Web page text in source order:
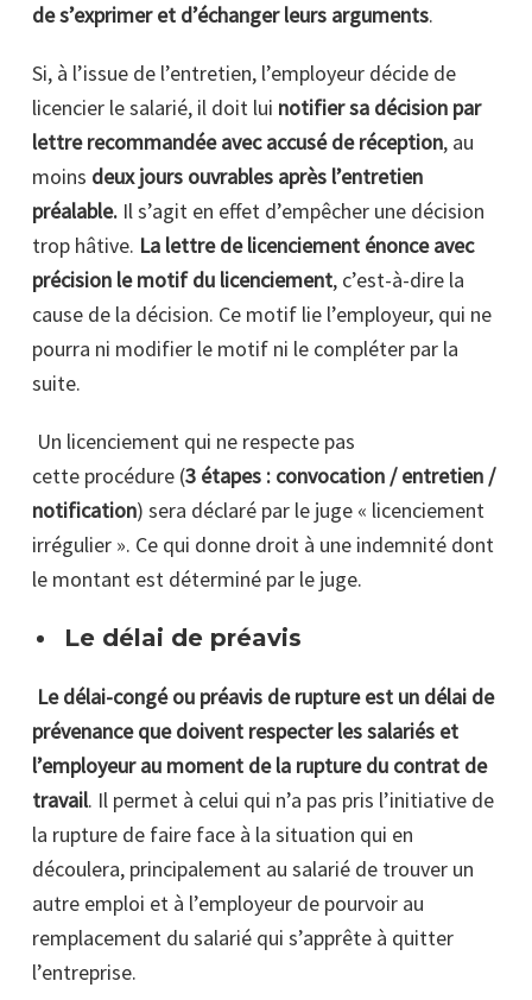
de s’exprimer et d’échanger leurs arguments.
Si, à l’issue de l’entretien, l’employeur décide de
licencier le salarié, il doit lui notifier sa décision par
lettre recommandée avec accusé de réception, au
moins deux jours ouvrables après l’entretien
préalable. Il s’agit en effet d’empêcher une décision
trop hâtive. La lettre de licenciement énonce avec
précision le motif du licenciement, c’est-à-dire la
cause de la décision. Ce motif lie l’employeur, qui ne
pourra ni modifier le motif ni le compléter par la
suite.
Un licenciement qui ne respecte pas
cette procédure (3 étapes : convocation / entretien /
notification) sera déclaré par le juge « licenciement
irrégulier ». Ce qui donne droit à une indemnité dont
le montant est déterminé par le juge.
Le délai de préavis
Le délai-congé ou préavis de rupture est un délai de
prévenance que doivent respecter les salariés et
l’employeur au moment de la rupture du contrat de
travail. Il permet à celui qui n’a pas pris l’initiative de
la rupture de faire face à la situation qui en
découlera, principalement au salarié de trouver un
autre emploi et à l’employeur de pourvoir au
remplacement du salarié qui s’apprête à quitter
l’entreprise.